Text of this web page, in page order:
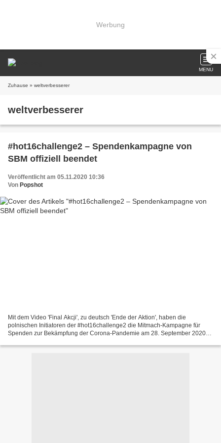
Werbung
MENU
Zuhause » weltverbesserer
weltverbesserer
#hot16challenge2 – Spendenkampagne von
SBM offiziell beendet
Veröffentlicht am 05.11.2020 10:36
Von Popshot
Mit dem Video 'Final Akcji', zu deutsch 'Ende der Aktion', haben die
polnischen Initiatoren der #hot16challenge2 die Mitmach-Kampagne für
Spenden zur Bekämpfung der Corona-Pandemie am 28. September 2020